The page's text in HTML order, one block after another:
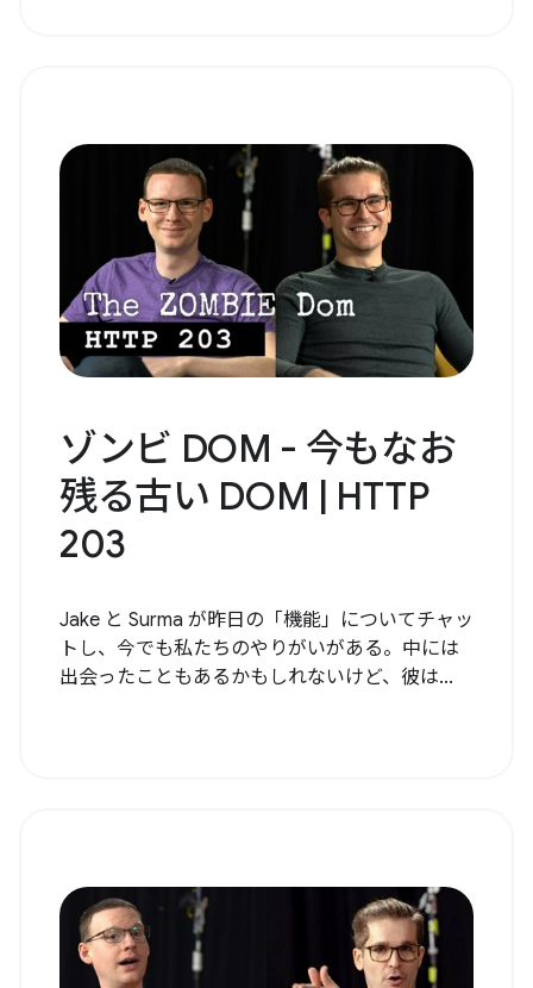
ゾンビ DOM - 今もなお
残る古い DOM | HTTP
203
Jake と Surma が昨日の「機能」についてチャッ
トし、今でも私たちのやりがいがある。中には
出会ったこともあるかもしれないけど、彼は...